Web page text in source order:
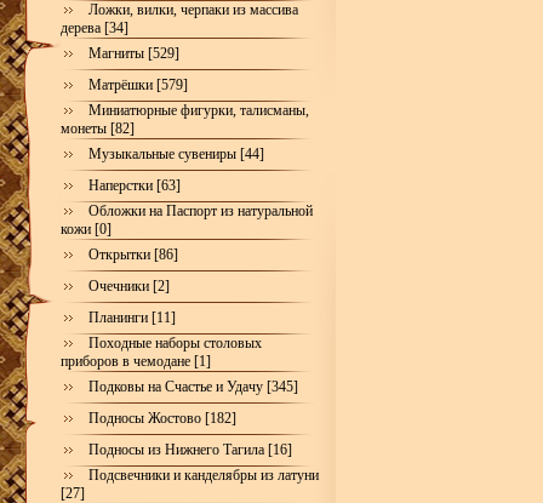
Ложки, вилки, черпаки из массива
дерева [34]
Магниты [529]
Матрёшки [579]
Миниатюрные фигурки, талисманы,
монеты [82]
Музыкальные сувениры [44]
Наперстки [63]
Обложки на Паспорт из натуральной
кожи [0]
Открытки [86]
Очечники [2]
Планинги [11]
Походные наборы столовых
приборов в чемодане [1]
Подковы на Счастье и Удачу [345]
Подносы Жостово [182]
Подносы из Нижнего Тагила [16]
Подсвечники и канделябры из латуни
[27]